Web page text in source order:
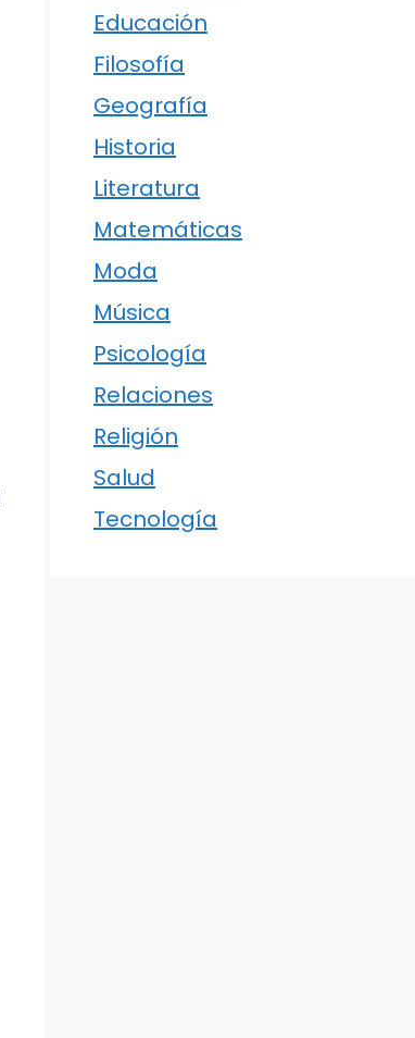
Educación
Filosofía
Geografía
Historia
Literatura
Matemáticas
Moda
Música
Psicología
Relaciones
Religión
Salud
Tecnología